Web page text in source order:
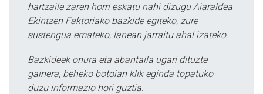
hartzaile zaren horri eskatu nahi dizugu Aiaraldea
Ekintzen Faktoriako bazkide egiteko, zure
sustengua emateko, lanean jarraitu ahal izateko.
Bazkideek onura eta abantaila ugari dituzte
gainera, beheko botoian klik eginda topatuko
duzu informazio hori guztia.